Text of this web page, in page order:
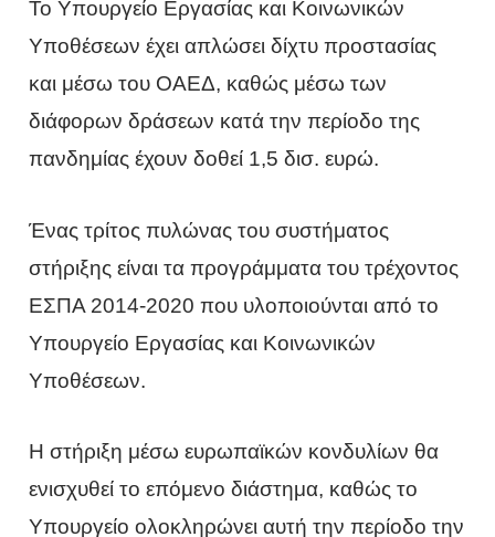
Το Υπουργείο Εργασίας και Κοινωνικών
Υποθέσεων έχει απλώσει δίχτυ προστασίας
και μέσω του ΟΑΕΔ, καθώς μέσω των
διάφορων δράσεων κατά την περίοδο της
πανδημίας έχουν δοθεί 1,5 δισ. ευρώ.
Ένας τρίτος πυλώνας του συστήματος
στήριξης είναι τα προγράμματα του τρέχοντος
ΕΣΠΑ 2014-2020 που υλοποιούνται από το
Υπουργείο Εργασίας και Κοινωνικών
Υποθέσεων.
Η στήριξη μέσω ευρωπαϊκών κονδυλίων θα
ενισχυθεί το επόμενο διάστημα, καθώς το
Υπουργείο ολοκληρώνει αυτή την περίοδο την